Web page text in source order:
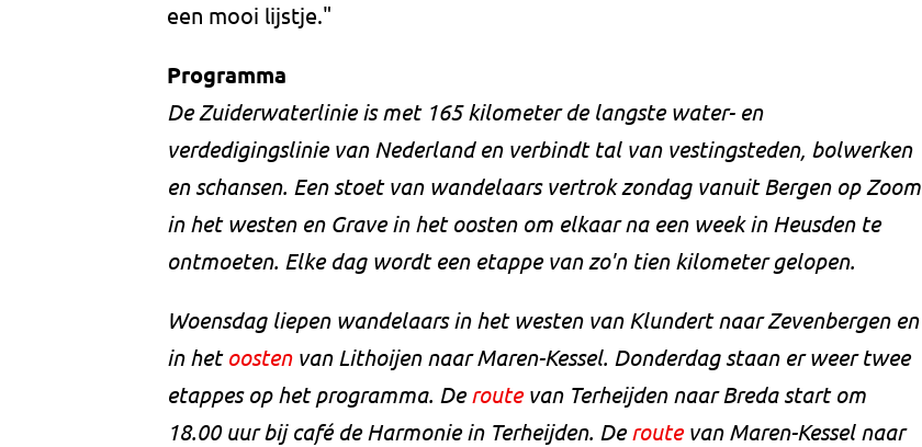
een mooi lijstje."
Programma
De Zuiderwaterlinie is met 165 kilometer de langste water- en
verdedigingslinie van Nederland en verbindt tal van vestingsteden, bolwerken
en schansen. Een stoet van wandelaars vertrok zondag vanuit Bergen op Zoom
in het westen en Grave in het oosten om elkaar na een week in Heusden te
ontmoeten. Elke dag wordt een etappe van zo'n tien kilometer gelopen.
Woensdag liepen wandelaars in het westen van Klundert naar Zevenbergen en
in het oosten van Lithoijen naar Maren-Kessel. Donderdag staan er weer twee
etappes op het programma. Deroute van Terheijden naar Breda start om
18.00 uur bij café de Harmonie in Terheijden. Deroute van Maren-Kessel naar